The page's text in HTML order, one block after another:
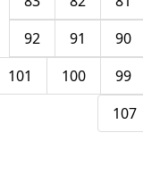
90
91
92
99
100
101
107